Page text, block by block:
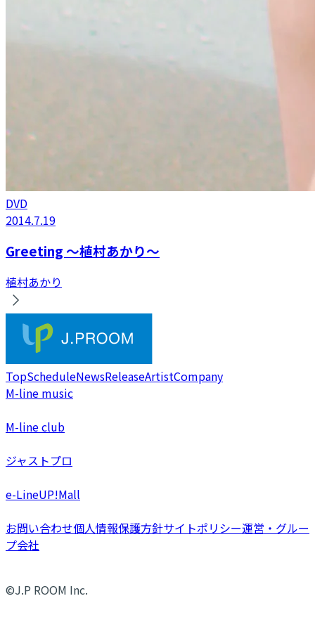
DVD
2014.7.19
Greeting 〜植村あかり〜
植村あかり
TopScheduleNewsReleaseArtistCompany
M-line music
M-line club
ジャストプロ
e-LineUP!Mall
お問い合わせ個人情報保護方針サイトポリシー運営・グルー
プ会社
©J.P ROOM Inc.